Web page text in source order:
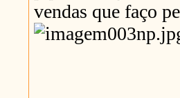
vendas que faço